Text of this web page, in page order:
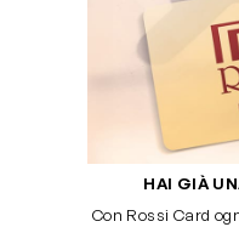
HAI GIÀ
Con Rossi Card